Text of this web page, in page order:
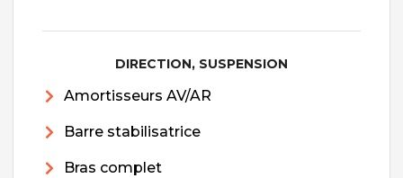
DIRECTION, SUSPENSION
Amortisseurs AV/AR
Barre stabilisatrice
Bras complet